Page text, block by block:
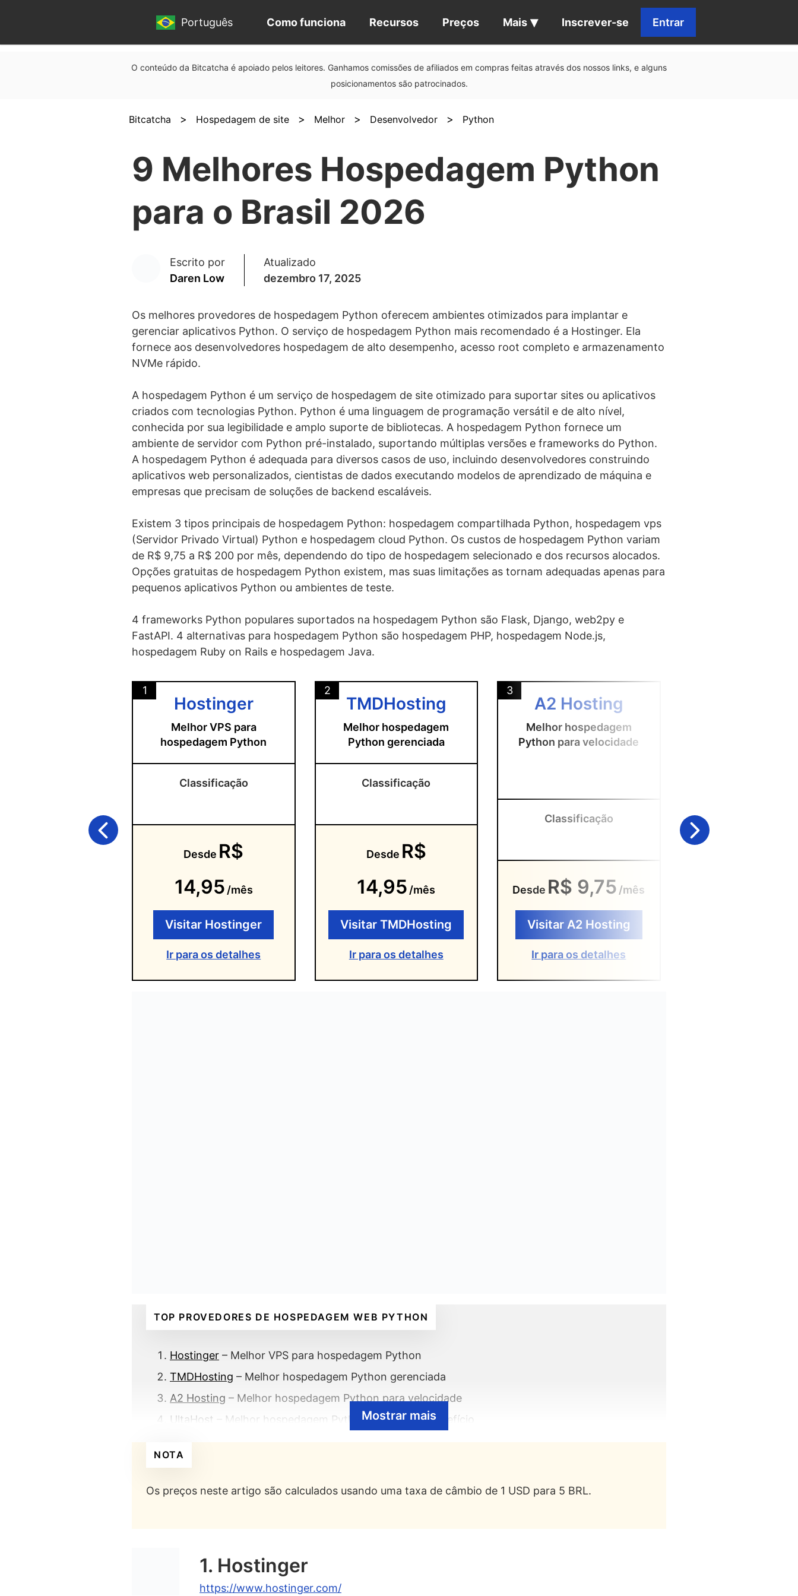
Português Como funciona Recursos Preços Mais Inscrever-se Entrar
O conteúdo da Bitcatcha é apoiado pelos leitores. Ganhamos comissões de afiliados em compras feitas através dos nossos links, e alguns
posicionamentos são patrocinados.
Bitcatcha > Hospedagem de site > Melhor > Desenvolvedor > Python
9 Melhores Hospedagem Python
para o Brasil 2026
Escrito por
Daren Low
Atualizado
dezembro 17, 2025
Os melhores provedores de hospedagem Python oferecem ambientes otimizados para implantar e
gerenciar aplicativos Python. O serviço de hospedagem Python mais recomendado é a Hostinger. Ela
fornece aos desenvolvedores hospedagem de alto desempenho, acesso root completo e armazenamento
NVMe rápido.
A hospedagem Python é um serviço de hospedagem de site otimizado para suportar sites ou aplicativos
criados com tecnologias Python. Python é uma linguagem de programação versátil e de alto nível,
conhecida por sua legibilidade e amplo suporte de bibliotecas. A hospedagem Python fornece um
ambiente de servidor com Python pré-instalado, suportando múltiplas versões e frameworks do Python.
A hospedagem Python é adequada para diversos casos de uso, incluindo desenvolvedores construindo
aplicativos web personalizados, cientistas de dados executando modelos de aprendizado de máquina e
empresas que precisam de soluções de backend escaláveis.
Existem 3 tipos principais de hospedagem Python: hospedagem compartilhada Python, hospedagem vps
(Servidor Privado Virtual) Python e hospedagem cloud Python. Os custos de hospedagem Python variam
de R$ 9,75 a R$ 200 por mês, dependendo do tipo de hospedagem selecionado e dos recursos alocados.
Opções gratuitas de hospedagem Python existem, mas suas limitações as tornam adequadas apenas para
pequenos aplicativos Python ou ambientes de teste.
4 frameworks Python populares suportados na hospedagem Python são Flask, Django, web2py e
FastAPI. 4 alternativas para hospedagem Python são hospedagem PHP, hospedagem Node.js,
hospedagem Ruby on Rails e hospedagem Java.
1
Hostinger
Melhor VPS para
hospedagem Python
Classificação
Desde R$
14,95 /mês
Visitar Hostinger
Ir para os detalhes
2
TMDHosting
Melhor hospedagem
Python gerenciada
Classificação
Desde R$
14,95 /mês
Visitar TMDHosting
Ir para os detalhes
3
A2 Hosting
Melhor hospedagem
Python para velocidade
Classificação
Desde R$ 9,75 /mês
Visitar A2 Hosting
Ir para os detalhes
TOP PROVEDORES DE HOSPEDAGEM WEB PYTHON
Hostinger – Melhor VPS para hospedagem Python
TMDHosting – Melhor hospedagem Python gerenciada
A2 Hosting – Melhor hospedagem Python para velocidade
UltaHost – Melhor hospedagem Python com custo-benefício
HostGator
– Melhor hospedagem Python na Europa
O que é Hospedagem Python?
O que é Python?
Mostrar mais
NOTA
Os preços neste artigo são calculados usando uma taxa de câmbio de 1 USD para 5 BRL.
1. Hostinger
https://www.hostinger.com/